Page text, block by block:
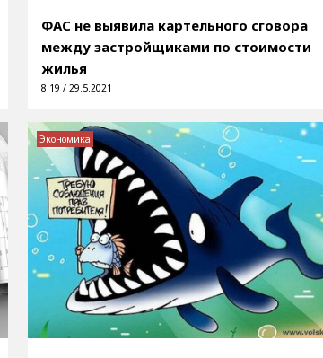
ФАС не выявила картельного сговора
между застройщиками по стоимости
жилья
8:19 / 29.5.2021
Экономика